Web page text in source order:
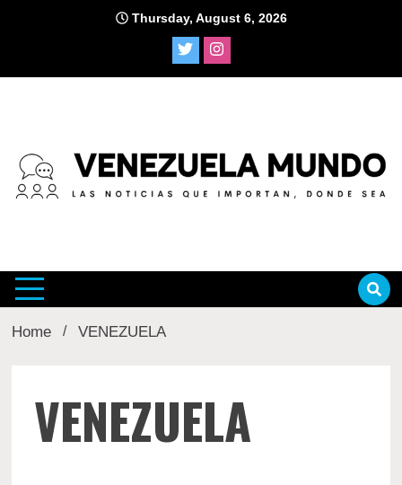
Thursday, August 6, 2026
Home VENEZUELA
VENEZUELA